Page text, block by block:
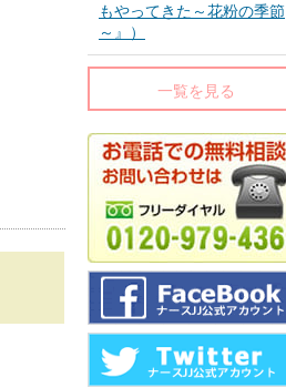
もやってきた～花粉の季節
～』）
一覧を見る